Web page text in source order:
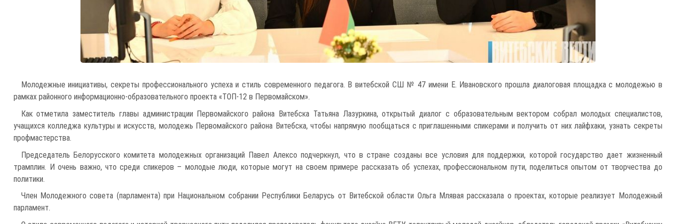
Молодежные инициативы, секреты профессионального успеха и стиль современного педагога. В витебской СШ № 47 имени Е. Ивановского прошла диалоговая площадка с молодежью в
рамках районного информационно-образовательного проекта «ТОП-12 в Первомайском».
Как отметила заместитель главы администрации Первомайского района Витебска Татьяна Лазуркина, открытый диалог с образовательным вектором собрал молодых специалистов,
учащихся колледжа культуры и искусств, молодежь Первомайского района Витебска, чтобы напрямую пообщаться с приглашенными спикерами и получить от них лайфхаки, узнать секреты
профмастерства.
Председатель Белорусского комитета молодежных организаций Павел Алексо подчеркнул, что в стране созданы все условия для поддержки, которой государство дает жизненный
трамплин. И очень важно, что среди спикеров – молодые люди, которые могут на своем примере рассказать об успехах, профессиональном пути, поделиться опытом от творчества до
политики.
Член Молодежного совета (парламента) при Национальном собрании Республики Беларусь от Витебской области Ольга Млявая рассказала о проектах, которые реализует Молодежный
парламент.